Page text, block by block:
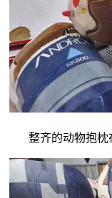
整齐的动物抱